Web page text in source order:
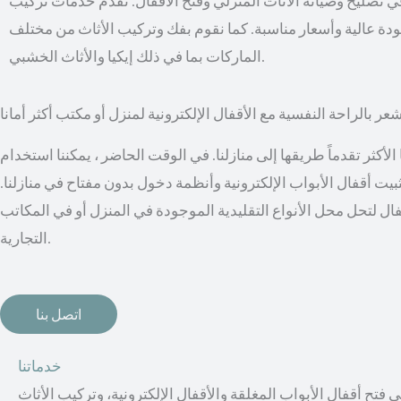
عالية وأسعار مناسبة. كما نقوم بفك وتركيب الأثاث من مختلف
الماركات بما في ذلك إيكيا والأثاث الخشبي.
بالراحة النفسية مع الأقفال الإلكترونية لمنزل أو مكتب أكثر أمانا
تقدماً طريقها إلى منازلنا. في الوقت الحاضر ، يمكننا استخدام
أقفال الأبواب الإلكترونية وأنظمة دخول بدون مفتاح في منازلنا.
لتحل محل الأنواع التقليدية الموجودة في المنزل أو في المكاتب
التجارية.
اتصل بنا
خدماتنا